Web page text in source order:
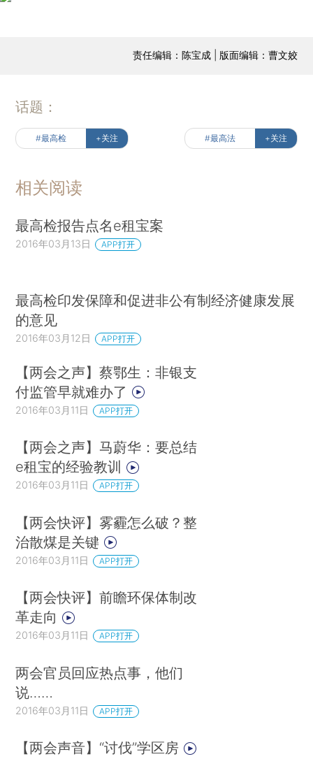
责任编辑：陈宝成 | 版面编辑：曹文姣
话题：
#最高检 +关注 #最高法 +关注
相关阅读
最高检报告点名e租宝案
2016年03月13日 APP打开
最高检印发保障和促进非公有制经济健康发展
的意见
2016年03月12日 APP打开
【两会之声】蔡鄂生：非银支
付监管早就难办了
2016年03月11日 APP打开
【两会之声】马蔚华：要总结
e租宝的经验教训
2016年03月11日 APP打开
【两会快评】雾霾怎么破？整
治散煤是关键
2016年03月11日 APP打开
【两会快评】前瞻环保体制改
革走向
2016年03月11日 APP打开
两会官员回应热点事，他们
说……
2016年03月11日 APP打开
【两会声音】“讨伐”学区房